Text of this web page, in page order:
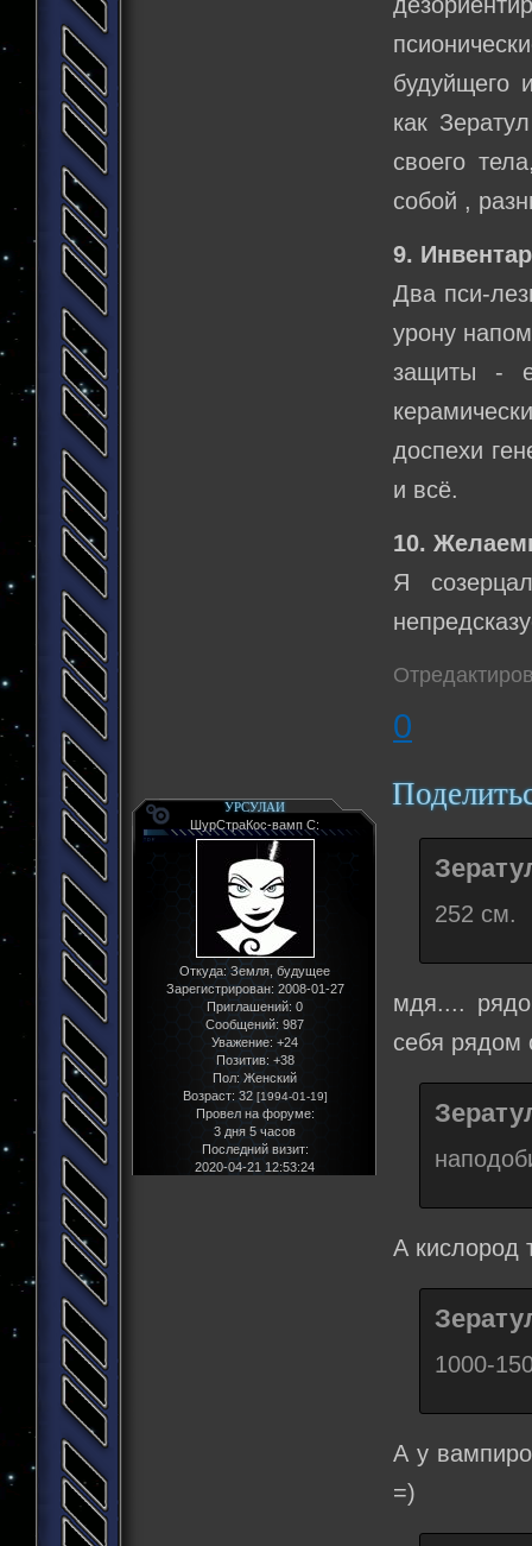
будуйщего
как
своего
собой ,
9.
Два пси-
урону
защиты -
доспехи
и всё.
10.
Я
0
УРСУЛАИ
ШурСтраКос-вамп С:
Откуда:Земля, будущее
Зарегистрирован: 2008-01-27
Приглашений: 0
Сообщений: 987
Уважение: +24
Позитив: +38
Пол: Женский
Возраст: 32 [1994-01-19]
Провел на форуме:
3 дня 5 часов
Последний визит:
2020-04-21 12:53:24
252 см.
мдя....
себя рядом
А кислород
1000-
А у
=)